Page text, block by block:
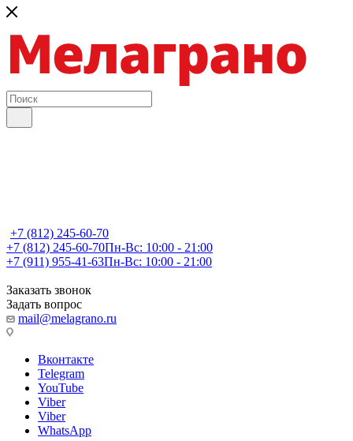
+7 (812) 245-60-70
+7 (812) 245-60-70Пн-Вс: 10:00 - 21:00
+7 (911) 955-41-63Пн-Вс: 10:00 - 21:00
Заказать звонок
Задать вопрос
mail@melagrano.ru
Вконтакте
Telegram
YouTube
Viber
Viber
WhatsApp